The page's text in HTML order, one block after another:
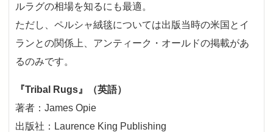
ルラグの相場を知るにも最適。
ただし、ペルシャ絨毯については出版当時の米国とイ
ランとの関係上、アンティーク・オールドの掲載があ
るのみです。
『Tribal Rugs』（英語）
著者：James Opie
出版社：Laurence King Publishing